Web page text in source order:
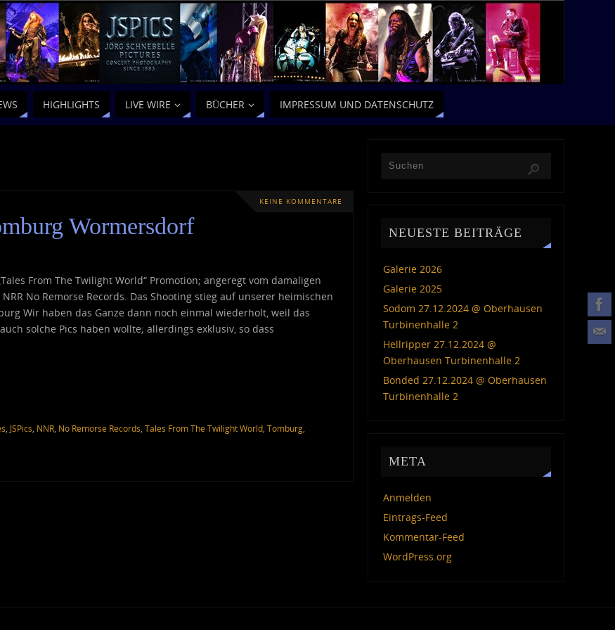
HIGHLIGHTS LIVE WIRE BÜCHER IMPRESSUM UND DATENSCHUTZ
KEINE KOMMENTARE
Wormersdorf
From The Twilight World“ Promotion; angeregt vom damaligen
No Remorse Records. Das Shooting stieg auf unserer heimischen
Wir haben das Ganze dann noch einmal wiederholt, weil das
auch solche Pics haben wollte; allerdings exklusiv, so dass
JSPics NNR No Remorse Records Tales From The Twilight World Tomburg
NEUESTE BEITRÄGE
Galerie 2026
Galerie 2025
Sodom 27.12.2024 @ Oberhausen
Turbinenhalle 2
Hellripper 27.12.2024 @
Oberhausen Turbinenhalle 2
Bonded 27.12.2024 @ Oberhausen
Turbinenhalle 2
META
Anmelden
Eintrags-Feed
Kommentar-Feed
WordPress.org